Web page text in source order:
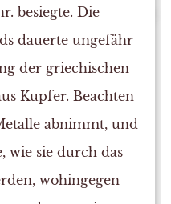
besiegte. Die
dauerte ungefähr
der griechischen
Kupfer. Beachten
abnimmt, und
wie sie durch das
wohingegen